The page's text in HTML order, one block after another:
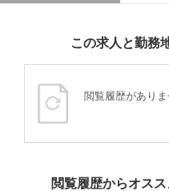
この求人と勤務
閲覧履歴があり
閲覧履歴からオス